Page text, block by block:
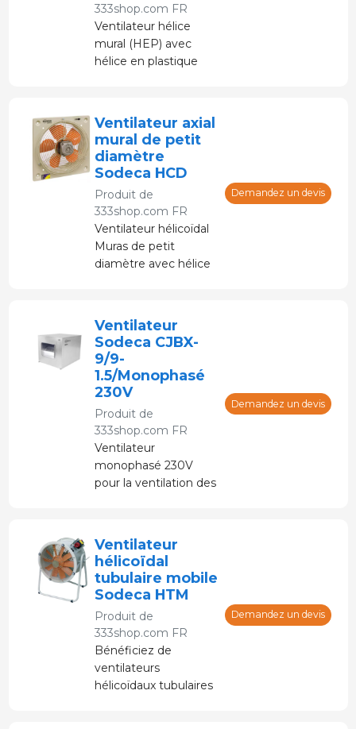
333shop.com FR
Ventilateur hélice
mural (HEP) avec
hélice en plastique
Ventilateur axial
mural de petit
diamètre
Sodeca HCD
Produit de
333shop.com FR
Ventilateur hélicoïdal
Muras de petit
diamètre avec hélice
Demandez un devis
Ventilateur
Sodeca CJBX-
9/9-
1.5/Monophasé
230V
Produit de
333shop.com FR
Ventilateur
monophasé 230V
pour la ventilation des
Demandez un devis
Ventilateur
hélicoïdal
tubulaire mobile
Sodeca HTM
Produit de
333shop.com FR
Bénéficiez de
ventilateurs
hélicoïdaux tubulaires
Demandez un devis